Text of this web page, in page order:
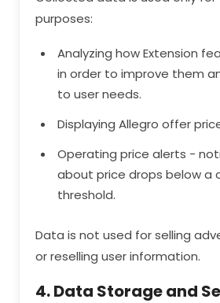
purposes:
Analyzing how Extension
in order to improve them
to user needs.
Displaying Allegro offer
Operating price alerts -
about price drops below a
threshold.
Data is not used for selling
or reselling user information.
4. Data Storage and